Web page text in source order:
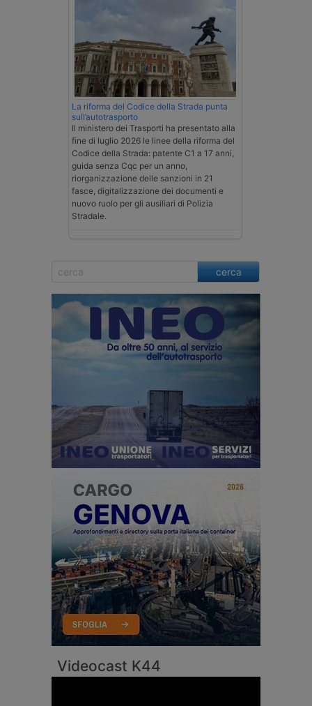
La riforma del Codice della Strada punta
sull’autotrasporto
Il ministero dei Trasporti ha presentato alla
fine di luglio 2026 le linee della riforma del
Codice della Strada: patente C1 a 17 anni,
guida senza Cqc per un anno,
riorganizzazione delle sanzioni in 21
fasce, digitalizzazione dei documenti e
nuovo ruolo per gli ausiliari di Polizia
Stradale.
cerca
Videocast K44